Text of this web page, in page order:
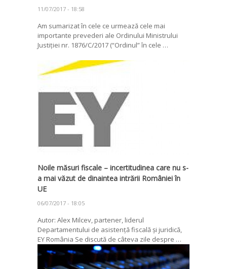
11/07/2017 - 18:58
Am sumarizat în cele ce urmează cele mai
importante prevederi ale Ordinului Ministrului
Justiției nr. 1876/C/2017 (“Ordinul” în cele …
Noile măsuri fiscale – incertitudinea care nu s-
a mai văzut de dinaintea intrării României în
UE
06/07/2017 - 18:05
Autor: Alex Milcev, partener, liderul
Departamentului de asistență fiscală și juridică,
EY România Se discută de câteva zile despre …